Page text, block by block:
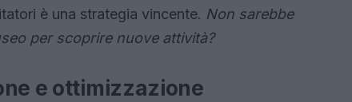
è una strategia vincente. Non sarebbe
per scoprire nuove attività?
e ottimizzazione